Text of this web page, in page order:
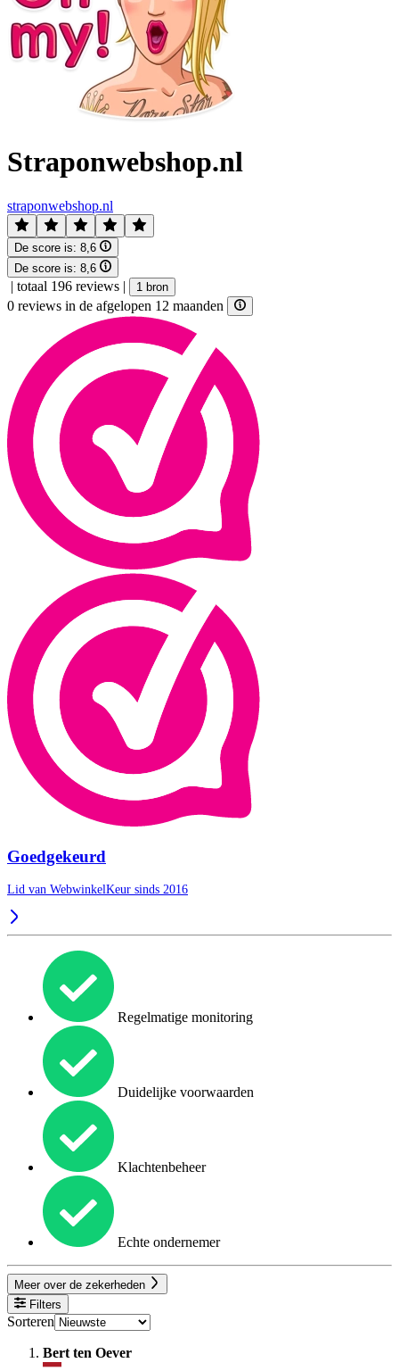
Straponwebshop.nl
straponwebshop.nl
De score is: 8,6
De score is: 8,6
| totaal 196 reviews | 1 bron
0 reviews in de afgelopen 12 maanden
Goedgekeurd
Lid van WebwinkelKeur sinds 2016
Regelmatige monitoring
Duidelijke voorwaarden
Klachtenbeheer
Echte ondernemer
Meer over de zekerheden
Filters
Sorteren
Bert ten Oever